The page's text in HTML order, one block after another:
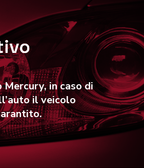
Mercury, in caso di
ilveicolo